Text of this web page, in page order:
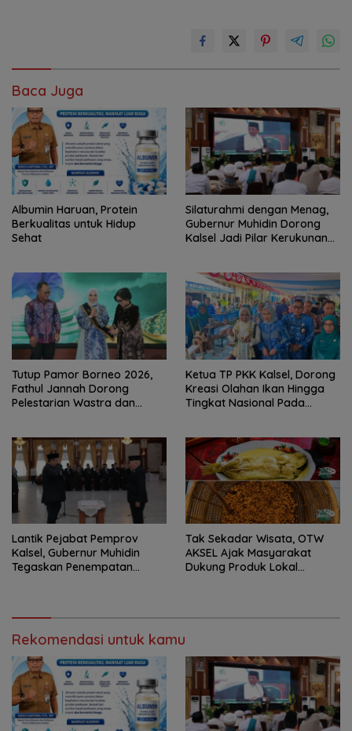
Baca Juga
Albumin Haruan, Protein
Berkualitas untuk Hidup
Sehat
Silaturahmi dengan Menag,
Gubernur Muhidin Dorong
Kalsel Jadi Pilar Kerukunan
Tutup Pamor Borneo 2026,
Fathul Jannah Dorong
Pelestarian Wastra dan
Ketua TP PKK Kalsel, Dorong
Kreasi Olahan Ikan Hingga
Tingkat Nasional Pada
Lantik Pejabat Pemprov
Kalsel, Gubernur Muhidin
Tegaskan Penempatan
Tak Sekadar Wisata, OTW
AKSEL Ajak Masyarakat
Dukung Produk Lokal
Rekomendasi untuk kamu